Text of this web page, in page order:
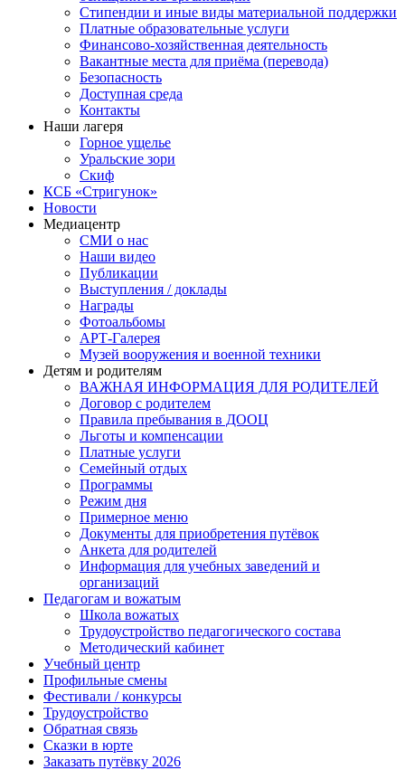
Стипендии и иные виды материальной поддержки
Платные образовательные услуги
Финансово-хозяйственная деятельность
Вакантные места для приёма (перевода)
Безопасность
Доступная среда
Контакты
Наши лагеря
Горное ущелье
Уральские зори
Скиф
КСБ «Стригунок»
Новости
Медиацентр
СМИ о нас
Наши видео
Публикации
Выступления / доклады
Награды
Фотоальбомы
АРТ-Галерея
Музей вооружения и военной техники
Детям и родителям
ВАЖНАЯ ИНФОРМАЦИЯ ДЛЯ РОДИТЕЛЕЙ
Договор с родителем
Правила пребывания в ДООЦ
Льготы и компенсации
Платные услуги
Семейный отдых
Программы
Режим дня
Примерное меню
Документы для приобретения путёвок
Анкета для родителей
Информация для учебных заведений и
организаций
Педагогам и вожатым
Школа вожатых
Трудоустройство педагогического состава
Методический кабинет
Учебный центр
Профильные смены
Фестивали / конкурсы
Трудоустройство
Обратная связь
Сказки в юрте
Заказать путёвку 2026